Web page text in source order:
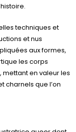
techniques et
et nus
aux formes,
les corps
mettant en valeur les
charnels que l’on